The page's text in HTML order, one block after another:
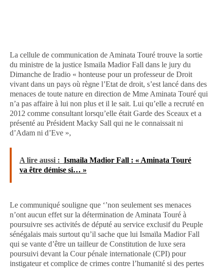
La cellule de communication de Aminata Touré trouve la sortie
du ministre de la justice Ismaila Madior Fall dans le jury du
Dimanche de Iradio « honteuse pour un professeur de Droit
vivant dans un pays où règne l’Etat de droit, s’est lancé dans des
menaces de toute nature en direction de Mme Aminata Touré qui
n’a pas affaire à lui non plus et il le sait. Lui qu’elle a recruté en
2012 comme consultant lorsqu’elle était Garde des Sceaux et a
présenté au Président Macky Sall qui ne le connaissait ni
d’Adam ni d’Eve »,
A lire aussi : Ismaila Madior Fall : « Aminata Touré
va être démise si… »
Le communiqué souligne que ‘’non seulement ses menaces
n’ont aucun effet sur la détermination de Aminata Touré à
poursuivre ses activités de député au service exclusif du Peuple
sénégalais mais surtout qu’il sache que lui Ismaïla Madior Fall
qui se vante d’être un tailleur de Constitution de luxe sera
poursuivi devant la Cour pénale internationale (CPI) pour
instigateur et complice de crimes contre l’humanité si des pertes